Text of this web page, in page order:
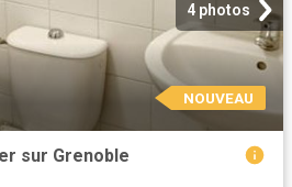
4 photos
NOUVEAU
sur Grenoble